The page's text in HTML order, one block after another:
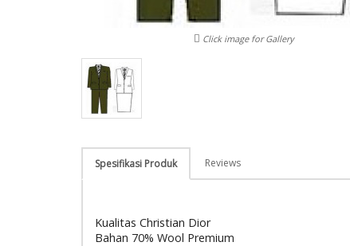
Click image for Gallery
Spesifikasi Produk Reviews
Kualitas Christian Dior
Bahan 70% Wool Premium